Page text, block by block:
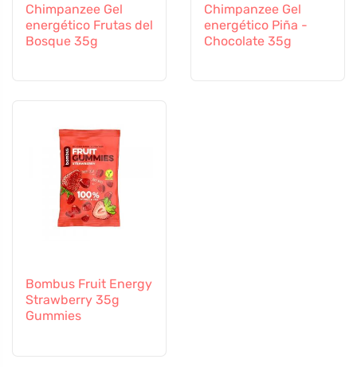
Chimpanzee Gel
energético Frutas del
Bosque 35g
Chimpanzee Gel
energético Piña -
Chocolate 35g
Bombus Fruit Energy
Strawberry 35g
Gummies